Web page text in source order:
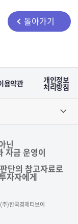
돌아가기
용약관 개인정보
처리방침
닌
자금 운영이
단의 참고자료로
자자에게
)한국경제티브이